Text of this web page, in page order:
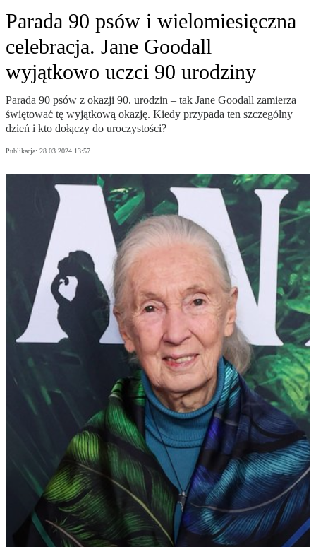
Parada 90 psów i wielomiesięczna
celebracja. Jane Goodall
wyjątkowo uczci 90 urodziny
Parada 90 psów z okazji 90. urodzin – tak Jane Goodall zamierza
świętować tę wyjątkową okazję. Kiedy przypada ten szczególny
dzień i kto dołączy do uroczystości?
Publikacja: 28.03.2024 13:57